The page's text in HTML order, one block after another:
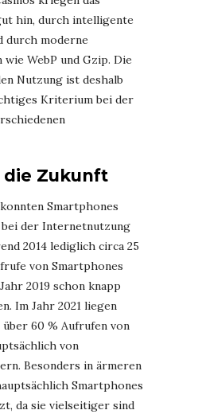
hin, durch intelligente
durch moderne
WebP und Gzip. Die
Nutzung ist deshalb
Kriterium bei der
die Zukunft
Smartphones
der Internetnutzung
2014 lediglich circa 25
von Smartphones
2019 schon knapp
Im Jahr 2021 liegen
60 % Aufrufen von
von
Besonders in ärmeren
Smartphones
da sie vielseitiger sind